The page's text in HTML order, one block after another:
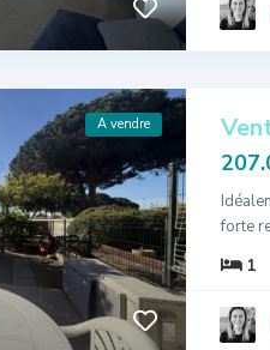
A vendre
forte
1